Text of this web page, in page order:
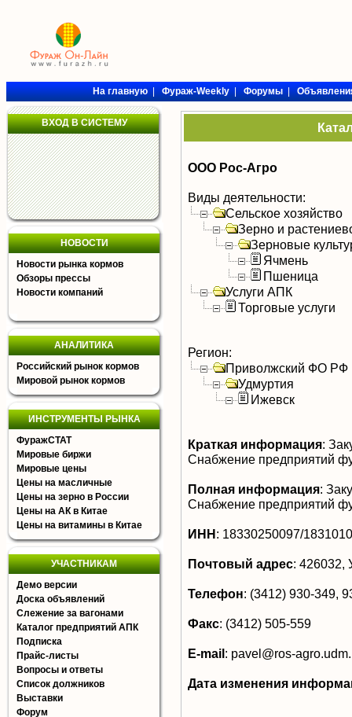
На главную|Фураж-Weekly|Форумы|
ВХОД В СИСТЕМУ
НОВОСТИ
Новости рынка кормов
Обзоры прессы
Новости компаний
АНАЛИТИКА
Российский рынок кормов
Мировой рынок кормов
ИНСТРУМЕНТЫ РЫНКА
ФуражСТАТ
Мировые биржи
Мировые цены
Цены на масличные
Цены на зерно в России
Цены на АК в Китае
Цены на витамины в Китае
УЧАСТНИКАМ
Демо версии
Доска объявлений
Слежение за вагонами
Каталог предприятий АПК
Подписка
Прайс-листы
Вопросы и ответы
Список должников
Выставки
Форум
ООО Рос-Агро
Виды деятельности:
Сельское хозяйство
Зерно и
Зерновые
Ячмень
Пшеница
Услуги АПК
Торговые услуги
Регион:
Приволжский ФО РФ
Удмуртия
Ижевск
Краткая информация:
Снабжение предприятий
Полная информация:
Снабжение предприятий
ИНН: 18330250097/
Почтовый адрес: 426032,
Телефон: (3412) 930-349,
Факс: (3412) 505-559
E-mail: pavel@ros-
Дата изменения